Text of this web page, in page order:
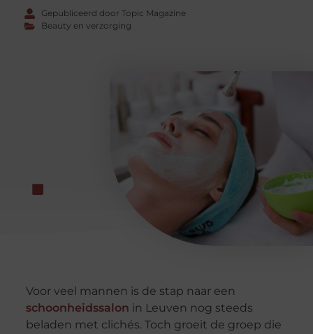
Gepubliceerd door Topic Magazine
Beauty en verzorging
Voor veel mannen is de stap naar een
schoonheidssalon in Leuven nog steeds
beladen met clichés. Toch groeit de groep die